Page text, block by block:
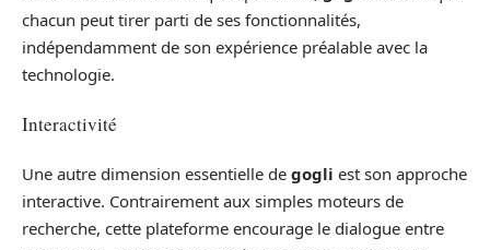
chacun peut tirer parti de ses fonctionnalités,
indépendamment de son expérience préalable avec la
technologie.
Interactivité
Une autre dimension essentielle de gogli est son approche
interactive. Contrairement aux simples moteurs de
recherche, cette plateforme encourage le dialogue entre